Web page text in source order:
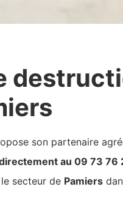
son partenaire
au 09 73 76
secteur de Pamiers